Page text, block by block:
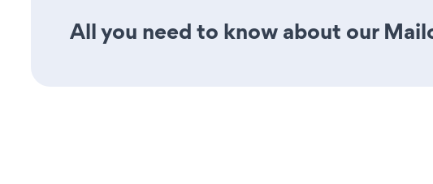
All you need to know about our